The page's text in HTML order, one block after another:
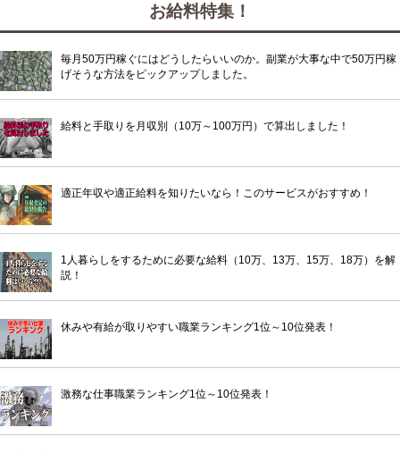
お給料特集！
毎月50万円稼ぐにはどうしたらいいのか。副業が大事な中で50万円稼
げそうな方法をピックアップしました。
給料と手取りを月収別（10万～100万円）で算出しました！
適正年収や適正給料を知りたいなら！このサービスがおすすめ！
1人暮らしをするために必要な給料（10万、13万、15万、18万）を解
説！
休みや有給が取りやすい職業ランキング1位～10位発表！
激務な仕事職業ランキング1位～10位発表！